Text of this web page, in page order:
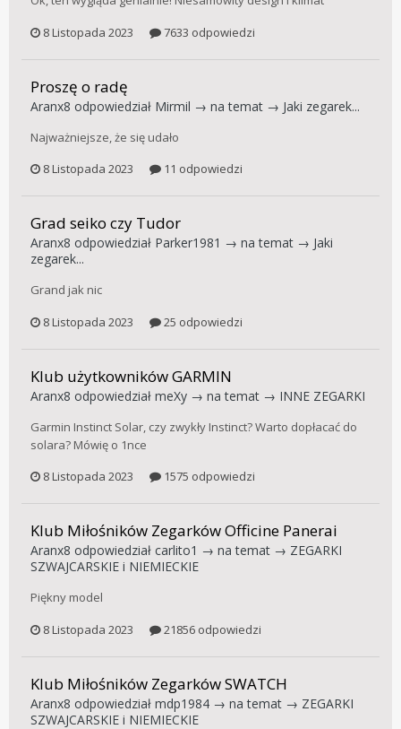
8 Listopada 2023
7633 odpowiedzi
Proszę o radę
Aranx8 odpowiedział Mirmil → na temat → Jaki zegarek...
Najważniejsze, że się udało
8 Listopada 2023
11 odpowiedzi
Grad seiko czy Tudor
Aranx8 odpowiedział Parker1981 → na temat → Jaki
zegarek...
Grand jak nic
8 Listopada 2023
25 odpowiedzi
Klub użytkowników GARMIN
Aranx8 odpowiedział meXy → na temat → INNE ZEGARKI
Garmin Instinct Solar, czy zwykły Instinct? Warto dopłacać do
solara? Mówię o 1nce
8 Listopada 2023
1575 odpowiedzi
Klub Miłośników Zegarków Officine Panerai
Aranx8 odpowiedział carlito1 → na temat → ZEGARKI
SZWAJCARSKIE i NIEMIECKIE
Piękny model
8 Listopada 2023
21856 odpowiedzi
Klub Miłośników Zegarków SWATCH
Aranx8 odpowiedział mdp1984 → na temat → ZEGARKI
SZWAJCARSKIE i NIEMIECKIE